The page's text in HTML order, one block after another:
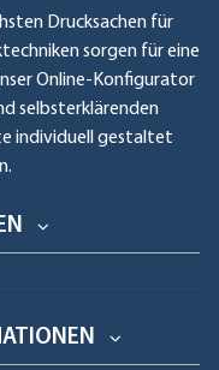
Drucksachen für
sorgen für eine
Online-Konfigurator
selbsterklärenden
individuell gestaltet